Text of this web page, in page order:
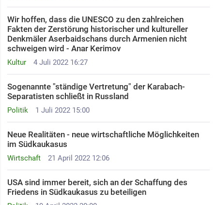
Kultur 4 Juli 2022 16:27
Wir hoffen, dass die UNESCO zu den zahlreichen
Fakten der Zerstörung historischer und kultureller
Denkmäler Aserbaidschans durch Armenien nicht
schweigen wird - Anar Kerimov
Politik 1 Juli 2022 15:00
Sogenannte "ständige Vertretung" der Karabach-
Separatisten schließt in Russland
Wirtschaft 21 April 2022 12:06
Neue Realitäten - neue wirtschaftliche Möglichkeiten
im Südkaukasus
USA sind immer bereit, sich an der Schaffung des
Friedens in Südkaukasus zu beteiligen